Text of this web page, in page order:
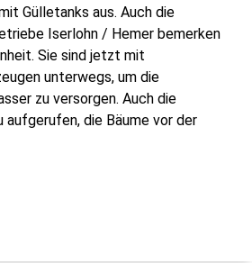
Gülletanks aus. Auch die
Iserlohn / Hemer bemerken
Sie sind jetzt mit
unterwegs, um die
zu versorgen. Auch die
aufgerufen, die Bäume vor der